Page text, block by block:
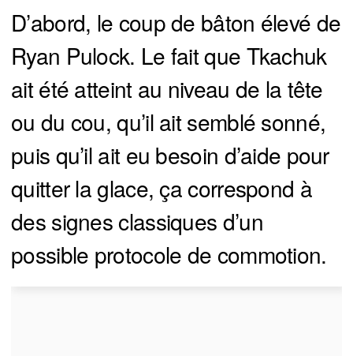
D’abord, le coup de bâton élevé de
Ryan Pulock. Le fait que Tkachuk
ait été atteint au niveau de la tête
ou du cou, qu’il ait semblé sonné,
puis qu’il ait eu besoin d’aide pour
quitter la glace, ça correspond à
des signes classiques d’un
possible protocole de commotion.